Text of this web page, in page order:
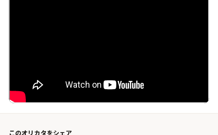
このオリカタをシェア